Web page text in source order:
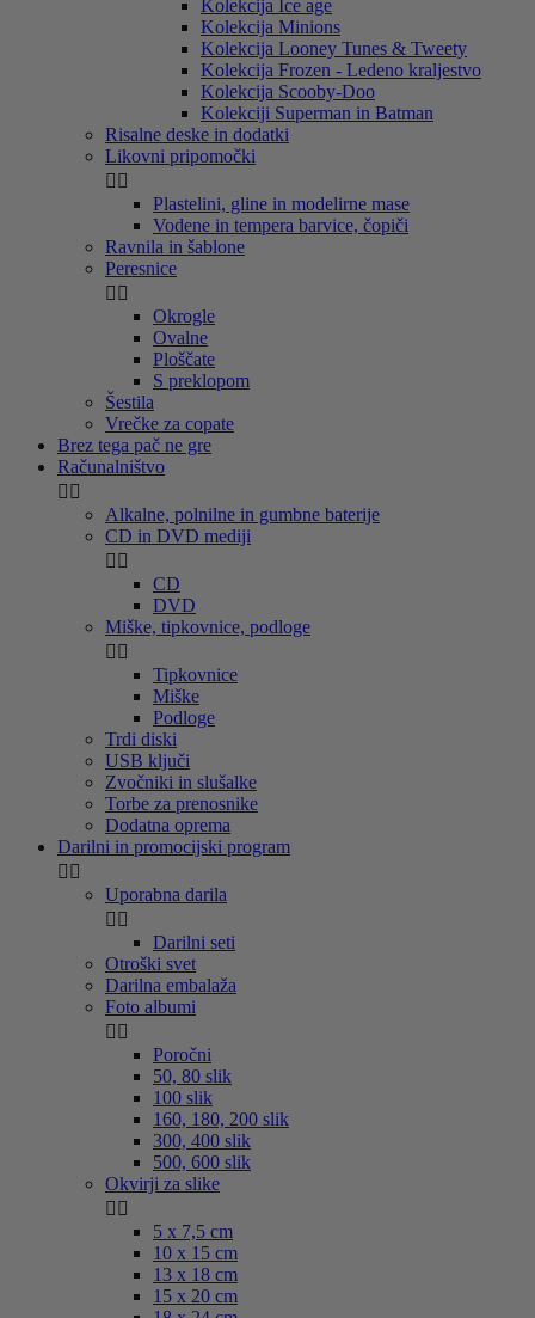
Kolekcija Ice age
Kolekcija Minions
Kolekcija Looney Tunes & Tweety
Kolekcija Frozen - Ledeno kraljestvo
Kolekcija Scooby-Doo
Kolekciji Superman in Batman
Risalne deske in dodatki
Likovni pripomočki
 
Plastelini, gline in modelirne mase
Vodene in tempera barvice, čopiči
Ravnila in šablone
Peresnice
 
Okrogle
Ovalne
Ploščate
S preklopom
Šestila
Vrečke za copate
Brez tega pač ne gre
Računalništvo
 
Alkalne, polnilne in gumbne baterije
CD in DVD mediji
 
CD
DVD
Miške, tipkovnice, podloge
 
Tipkovnice
Miške
Podloge
Trdi diski
USB ključi
Zvočniki in slušalke
Torbe za prenosnike
Dodatna oprema
Darilni in promocijski program
 
Uporabna darila
 
Darilni seti
Otroški svet
Darilna embalaža
Foto albumi
 
Poročni
50, 80 slik
100 slik
160, 180, 200 slik
300, 400 slik
500, 600 slik
Okvirji za slike
 
5 x 7,5 cm
10 x 15 cm
13 x 18 cm
15 x 20 cm